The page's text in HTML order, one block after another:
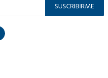
SUSCRIBIRME